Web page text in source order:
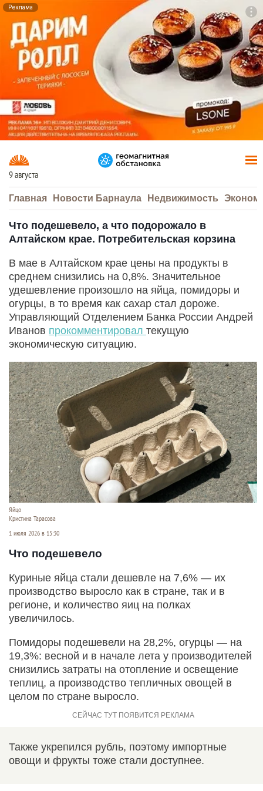
Реклама
9 августа
Главная Новости Барнаула Недвижимость
Что подешевело, а что подорожало в
Алтайском крае. Потребительская корзина
В мае в Алтайском крае цены на продукты в
среднем снизились на 0,8%. Значительное
удешевление произошло на яйца, помидоры и
огурцы, в то время как сахар стал дороже.
Управляющий Отделением Банка России Андрей
Иванов прокомментировал текущую
экономическую ситуацию.
Яйцо
Кристина Тарасова
1 июля 2026 в 15:30
Что подешевело
Куриные яйца стали дешевле на 7,6% — их
производство выросло как в стране, так и в
регионе, и количество яиц на полках
увеличилось.
Помидоры подешевели на 28,2%, огурцы — на
19,3%: весной и в начале лета у производителей
снизились затраты на отопление и освещение
теплиц, а производство тепличных овощей в
целом по стране выросло.
Также укрепился рубль, поэтому импортные
овощи и фрукты тоже стали доступнее.